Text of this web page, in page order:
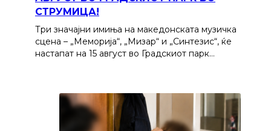
СТРУМИЦА!
Три значајни имиња на македонската музичка
сцена – „Меморија“, „Мизар“ и „Синтезис“, ќе
настапат на 15 август во Градскиот парк…